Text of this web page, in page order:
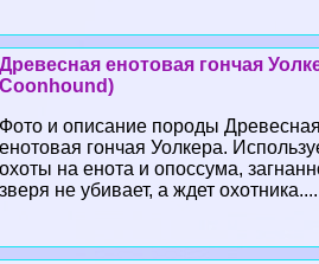
Древесная енотовая гончая
Coonhound)
Фото и описание породы Древесная
енотовая гончая Уолкера.
охоты на енота и опоссума,
зверя не убивает, а ждет охотника....